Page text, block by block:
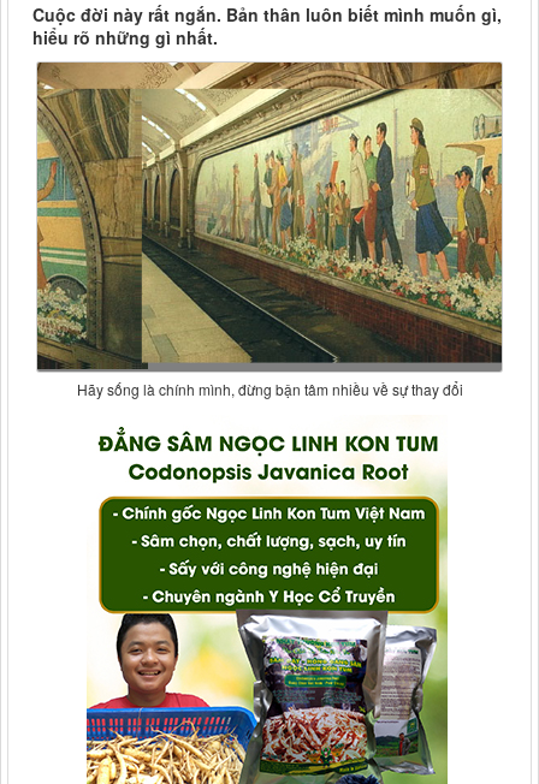
Cuộc đời này rất ngắn. Bản thân luôn biết mình muốn gì,
hiểu rõ những gì nhất.
Hãy sống là chính mình, đừng bận tâm nhiều về sự thay đổi